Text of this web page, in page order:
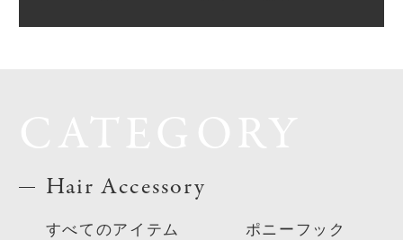
Hair Accessory
すべてのアイテム ポニーフック